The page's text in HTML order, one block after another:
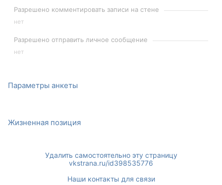
Разрешено комментировать записи на стене
нет
Разрешено отправить личное сообщение
нет
Параметры анкеты
Жизненная позиция
Удалить самостоятельно эту страницу
vkstrana.ru/id398535776
Наши контакты для связи